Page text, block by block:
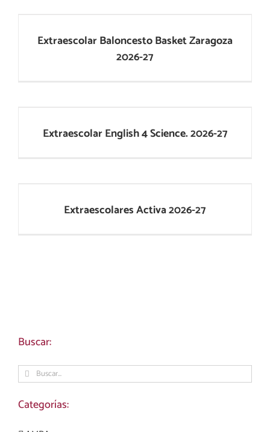
Extraescolar Baloncesto Basket Zaragoza
2026-27
Extraescolar English 4 Science. 2026-27
Extraescolares Activa 2026-27
Buscar:
Buscar:
Categorías: